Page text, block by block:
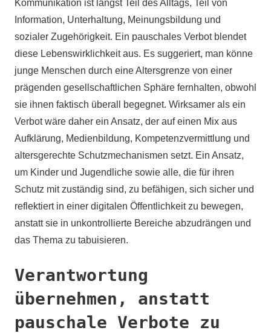
Kommunikation ist längst Teil des Alltags, Teil von
Information, Unterhaltung, Meinungsbildung und
sozialer Zugehörigkeit. Ein pauschales Verbot blendet
diese Lebenswirklichkeit aus. Es suggeriert, man könne
junge Menschen durch eine Altersgrenze von einer
prägenden gesellschaftlichen Sphäre fernhalten, obwohl
sie ihnen faktisch überall begegnet. Wirksamer als ein
Verbot wäre daher ein Ansatz, der auf einen Mix aus
Aufklärung, Medienbildung, Kompetenzvermittlung und
altersgerechte Schutzmechanismen setzt. Ein Ansatz,
um Kinder und Jugendliche sowie alle, die für ihren
Schutz mit zuständig sind, zu befähigen, sich sicher und
reflektiert in einer digitalen Öffentlichkeit zu bewegen,
anstatt sie in unkontrollierte Bereiche abzudrängen und
das Thema zu tabuisieren.
Verantwortung
übernehmen, anstatt
pauschale Verbote zu